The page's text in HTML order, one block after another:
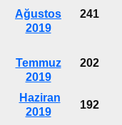
Ağustos
2019
241
Temmuz
2019
202
Haziran
2019
192